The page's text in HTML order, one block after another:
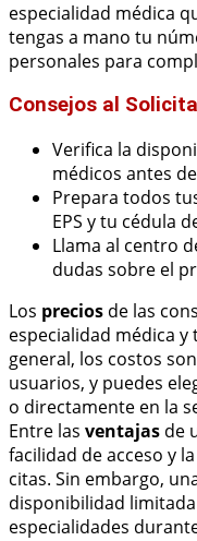
especialidad médica
tengas a mano tu
personales para
Consejos al
Verifica la
médicos antes
Prepara todos
EPS y tu cédula
Llama al centro
dudas sobre el
Los precios de las
especialidad médica y
general, los costos
usuarios, y puedes
o directamente en la
Entre las ventajas de
facilidad de acceso y
citas. Sin embargo,
disponibilidad
especialidades